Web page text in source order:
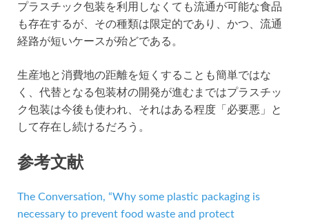
プラスチック包装を利用しなくても流通が可能な食品
も存在するが、その種類は限定的であり、かつ、流通
経路が短いケースが殆どである。
生産地と消費地の距離を短くすることも簡単ではな
く、代替となる包装材の開発が進むまではプラスチッ
ク包装は今後も使われ、それはある程度「必要悪」と
して存在し続けるだろう。
参考文献
The Conversation, “Why some plastic packaging is
necessary to prevent food waste and protect